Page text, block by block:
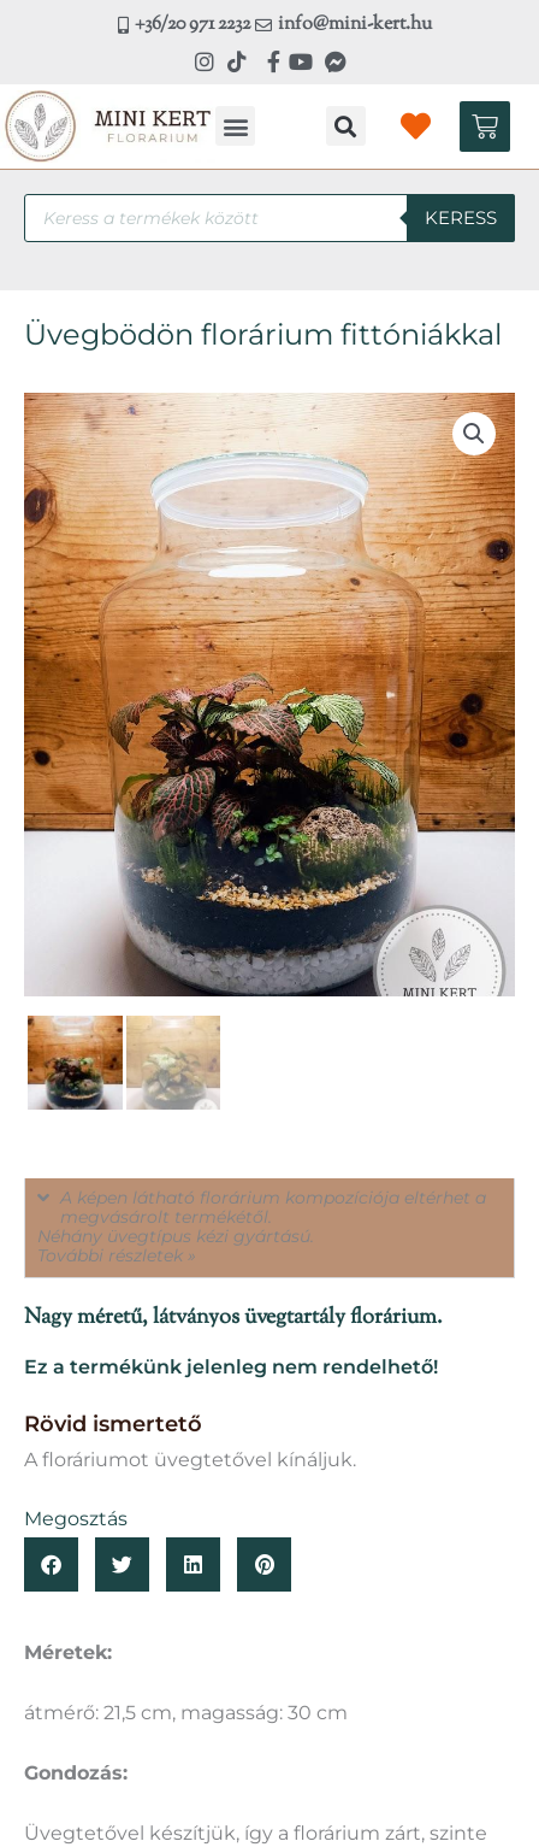
+36/20 971 2232 info@mini-kert.hu
Products
search
KERESS
Méretek:
átmérő: 21,5 cm, magasság: 30 cm
Gondozás:
Üvegtetővel készítjük, így a florárium zárt, szinte
Üvegbödön florárium fittóniákkal
A képen látható florárium kompozíciója eltérhet a
megvásárolt termékétől.
Néhány üvegtípus kézi gyártású.
További részletek »
Nagy méretű, látványos üvegtartály florárium.
Ez a termékünk jelenleg nem rendelhető!
Rövid ismertető
A floráriumot üvegtetővel kínáljuk.
Megosztás